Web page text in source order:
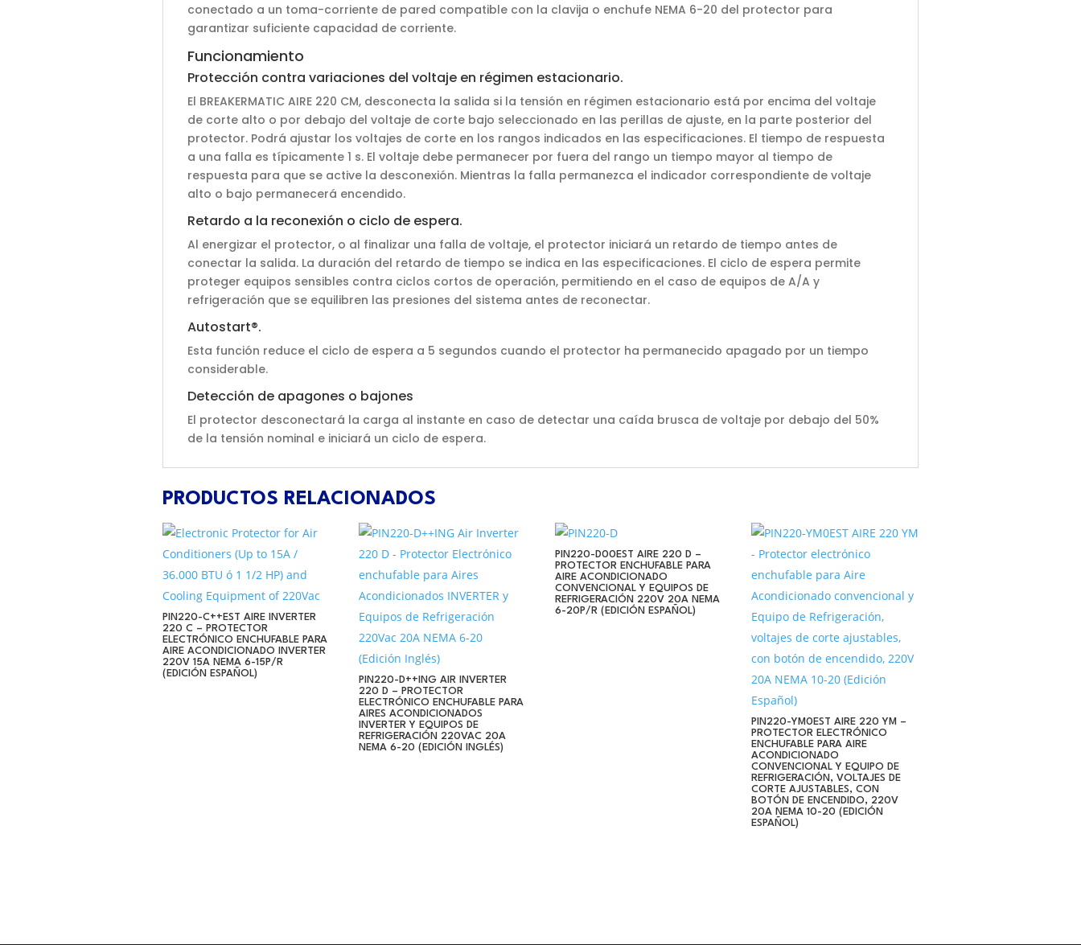
conectado a un toma-corriente de pared compatible con la clavija o enchufe NEMA 6-20 del protector para
garantizar suficiente capacidad de corriente.
Funcionamiento
Protección contra variaciones del voltaje en régimen estacionario.
El BREAKERMATIC AIRE 220 CM, desconecta la salida si la tensión en régimen estacionario está por encima del voltaje
de corte alto o por debajo del voltaje de corte bajo seleccionado en las perillas de ajuste, en la parte posterior del
protector. Podrá ajustar los voltajes de corte en los rangos indicados en las especificaciones. El tiempo de respuesta
a una falla es típicamente 1 s. El voltaje debe permanecer por fuera del rango un tiempo mayor al tiempo de
respuesta para que se active la desconexión. Mientras la falla permanezca el indicador correspondiente de voltaje
alto o bajo permanecerá encendido.
Retardo a la reconexión o ciclo de espera.
Al energizar el protector, o al finalizar una falla de voltaje, el protector iniciará un retardo de tiempo antes de
conectar la salida. La duración del retardo de tiempo se indica en las especificaciones. El ciclo de espera permite
proteger equipos sensibles contra ciclos cortos de operación, permitiendo en el caso de equipos de A/A y
refrigeración que se equilibren las presiones del sistema antes de reconectar.
Autostart®.
Esta función reduce el ciclo de espera a 5 segundos cuando el protector ha permanecido apagado por un tiempo
considerable.
Detección de apagones o bajones
El protector desconectará la carga al instante en caso de detectar una caída brusca de voltaje por debajo del 50%
de la tensión nominal e iniciará un ciclo de espera.
PRODUCTOS RELACIONADOS
PIN220-C++EST AIRE INVERTER
220 C – PROTECTOR
ELECTRÓNICO ENCHUFABLE PARA
AIRE ACONDICIONADO INVERTER
220V 15A NEMA 6-15P/R
(EDICIÓN ESPAÑOL)
PIN220-D++ING AIR INVERTER
220 D – PROTECTOR
ELECTRÓNICO ENCHUFABLE PARA
AIRES ACONDICIONADOS
INVERTER Y EQUIPOS DE
REFRIGERACIÓN 220VAC 20A
NEMA 6-20 (EDICIÓN INGLÉS)
PIN220-D00EST AIRE 220 D –
PROTECTOR ENCHUFABLE PARA
AIRE ACONDICIONADO
CONVENCIONAL Y EQUIPOS DE
REFRIGERACIÓN 220V 20A NEMA
6-20P/R (EDICIÓN ESPAÑOL)
PIN220-YM0EST AIRE 220 YM –
PROTECTOR ELECTRÓNICO
ENCHUFABLE PARA AIRE
ACONDICIONADO
CONVENCIONAL Y EQUIPO DE
REFRIGERACIÓN, VOLTAJES DE
CORTE AJUSTABLES, CON
BOTÓN DE ENCENDIDO, 220V
20A NEMA 10-20 (EDICIÓN
ESPAÑOL)